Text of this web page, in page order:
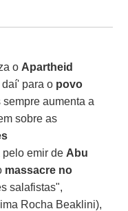
o Apartheid
para o povo
aumenta a
sobre as
pelo emir de Abu
massacre no
salafistas",
Rocha Beaklini),